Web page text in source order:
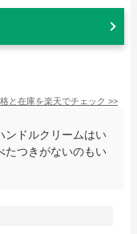
と在庫を楽天でチェック >>
ンドルクリームはい
たつきがないのもい